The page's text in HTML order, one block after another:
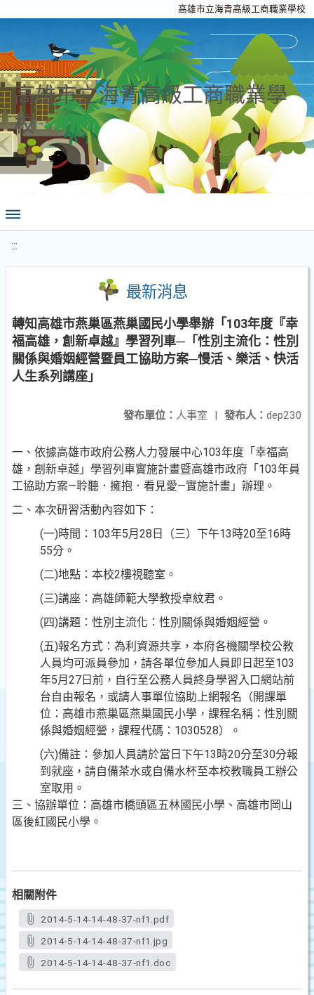
高雄市立海青高級工商職業學校
高雄市立海青高級工商職業學
校
:::
最新消息
轉知高雄市燕巢區燕巢國民小學舉辦「103年度『幸
福高雄，創新卓越』學習列車─「性別主流化：性別
關係與婚姻經營暨員工協助方案─慢活、樂活、快活
人生系列講座」
發布人： dep230
發布單位： 人事室 |
一、依據高雄市政府公務人力發展中心103年度「幸福高
雄，創新卓越」學習列車實施計畫暨高雄市政府「103年員
工協助方案—聆聽．擁抱．看見愛—實施計畫」辦理。
二、本次研習活動內容如下：
(一)時間：103年5月28日（三）下午13時20至16時
55分。
(二)地點：本校2樓視聽室。
(三)講座：高雄師範大學教授卓紋君。
(四)講題：性別主流化：性別關係與婚姻經營。
(五)報名方式：為利資源共享，本府各機關學校公教
人員均可派員參加，請各單位參加人員即日起至103
年5月27日前，自行至公務人員終身學習入口網站前
台自由報名，或請人事單位協助上網報名（開課單
位：高雄市燕巢區燕巢國民小學，課程名稱：性別關
係與婚姻經營，課程代碼：1030528）。
(六)備註：參加人員請於當日下午13時20分至30分報
到就座，請自備茶水或自備水杯至本校教職員工辦公
室取用。
三、協辦單位：高雄市橋頭區五林國民小學、高雄市岡山
區後紅國民小學。
相關附件
2014-5-14-14-48-37-nf1.pdf
2014-5-14-14-48-37-nf1.jpg
2014-5-14-14-48-37-nf1.doc